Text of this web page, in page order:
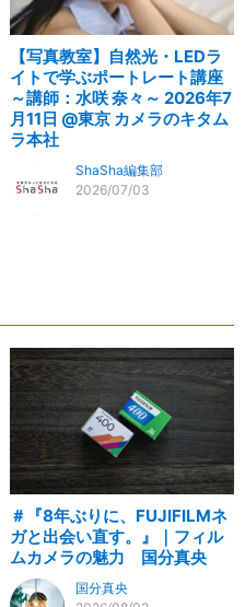
【写真教室】自然光・LEDラ
イトで学ぶポートレート講座
～講師：水咲 奈々～ 2026年7
月11日 @東京 カメラのキタム
ラ本社
ShaSha編集部
2026/07/03
＃『8年ぶりに、FUJIFILMネ
ガと出会い直す。』｜フィル
ムカメラの魅力 国分真央
国分真央